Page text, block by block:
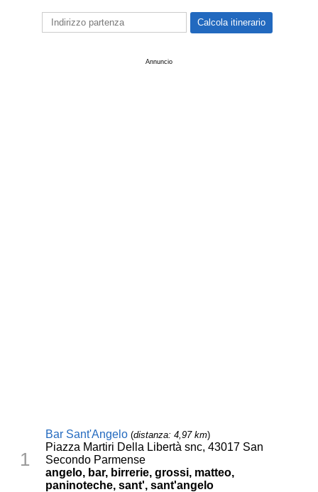
Annuncio
1
Bar Sant'Angelo (distanza: 4,97 km)
Piazza Martiri Della Libertà snc, 43017 San
Secondo Parmense
angelo, bar, birrerie, grossi, matteo,
paninoteche, sant', sant'angelo